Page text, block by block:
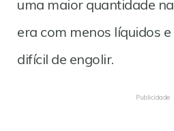
uma maior quantidade
era com menos líquidos
difícil de engolir.
Publicidade